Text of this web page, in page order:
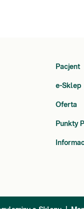
Pacjent
e-Sklep
Oferta
Punkty